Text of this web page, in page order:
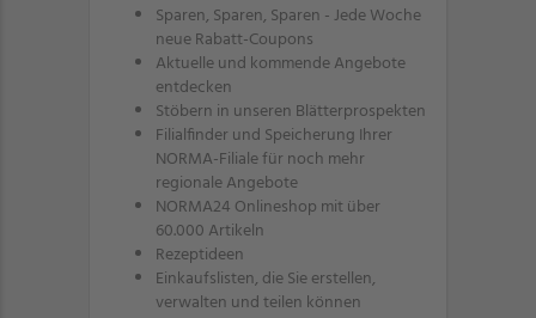
Sparen, Sparen, Sparen - Jede Woche
neue Rabatt-Coupons
Aktuelle und kommende Angebote
entdecken
Stöbern in unseren Blätterprospekten
Filialfinder und Speicherung Ihrer
NORMA-Filiale für noch mehr
regionale Angebote
NORMA24 Onlineshop mit über
60.000 Artikeln
Rezeptideen
Einkaufslisten, die Sie erstellen,
verwalten und teilen können